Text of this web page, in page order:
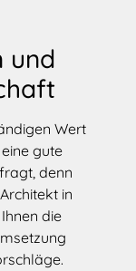
und
Wert
gute
denn
in
die